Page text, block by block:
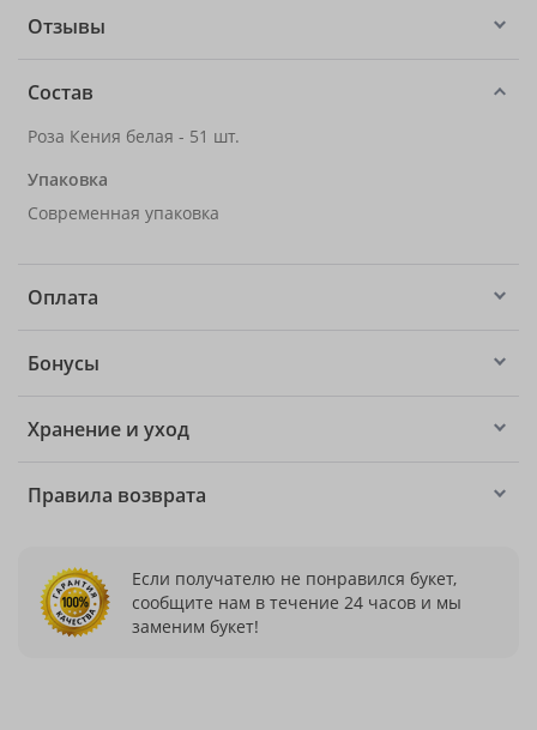
Отзывы
Состав
Роза Кения белая - 51 шт.
Упаковка
Современная упаковка
Оплата
Бонусы
Хранение и уход
Правила возврата
Если получателю не понравился букет,
сообщите нам в течение 24 часов и мы
заменим букет!